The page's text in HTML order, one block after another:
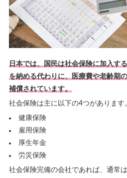
日本では、国民は社会保険に加入す
を納める代わりに、医療費や老齢期
補償されています。
社会保険は主に以下の4つがあります
健康保険
雇用保険
厚生年金
労災保険
社会保険完備の会社であれば、通常